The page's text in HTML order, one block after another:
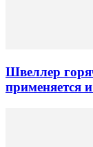
Швеллер
применяется